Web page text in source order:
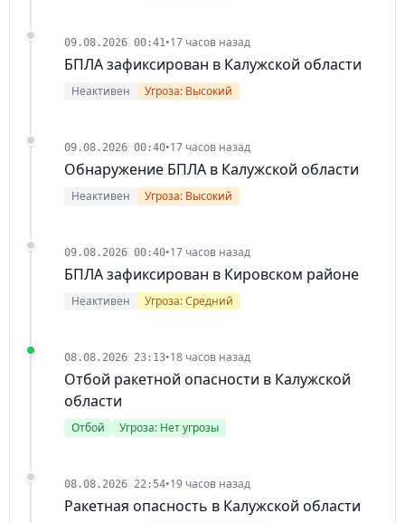
09.08.2026 00:41•17 часов назад
БПЛА зафиксирован в Калужской области
Неактивен Угроза: Высокий
09.08.2026 00:40•17 часов назад
Обнаружение БПЛА в Калужской области
Неактивен Угроза: Высокий
09.08.2026 00:40•17 часов назад
БПЛА зафиксирован в Кировском районе
Неактивен Угроза: Средний
08.08.2026 23:13•18 часов назад
Отбой ракетной опасности в Калужской
области
Отбой Угроза: Нет угрозы
08.08.2026 22:54•19 часов назад
Ракетная опасность в Калужской области